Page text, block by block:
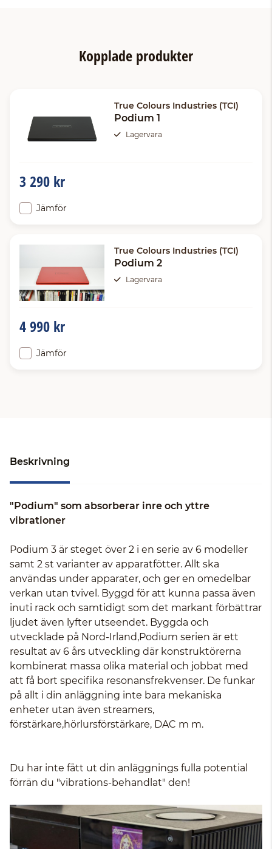
Kopplade produkter
True Colours Industries (TCI)
Podium 1
Lagervara
3 290 kr
Jämför
True Colours Industries (TCI)
Podium 2
Lagervara
4 990 kr
Jämför
Beskrivning
"Podium" som absorberar inre och yttre
vibrationer
Podium 3 är steget över 2 i en serie av 6 modeller
samt 2 st varianter av apparatfötter. Allt ska
användas under apparater, och ger en omedelbar
verkan utan tvivel. Byggd för att kunna passa även
inuti rack och samtidigt som det markant förbättrar
ljudet även lyfter utseendet. Byggda och
utvecklade på Nord-Irland,Podium serien är ett
resultat av 6 års utveckling där konstruktörerna
kombinerat massa olika material och jobbat med
att få bort specifika resonansfrekvenser. De funkar
på allt i din anläggning inte bara mekaniska
enheter utan även streamers,
förstärkare,hörlursförstärkare, DAC m m.
Du har inte fått ut din anläggnings fulla potential
förrän du "vibrations-behandlat" den!